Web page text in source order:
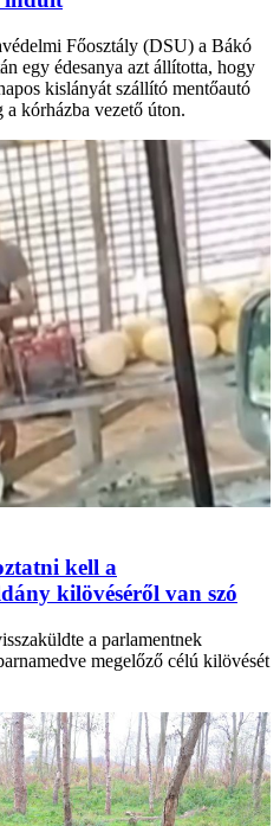
Főosztály (DSU) a Bákó
egy édesanya azt állította, hogy
kislányát szállító mentőautó
kórházba vezető úton.
kell a
kilövéséről van szó
a parlamentnek
megelőző célú kilövését